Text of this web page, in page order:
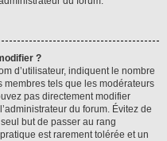
?
d’utilisateur, indiquent le nombre
tels que les modérateurs
pas directement modifier
du forum. Évitez de
but de passer au rang
est rarement tolérée et un